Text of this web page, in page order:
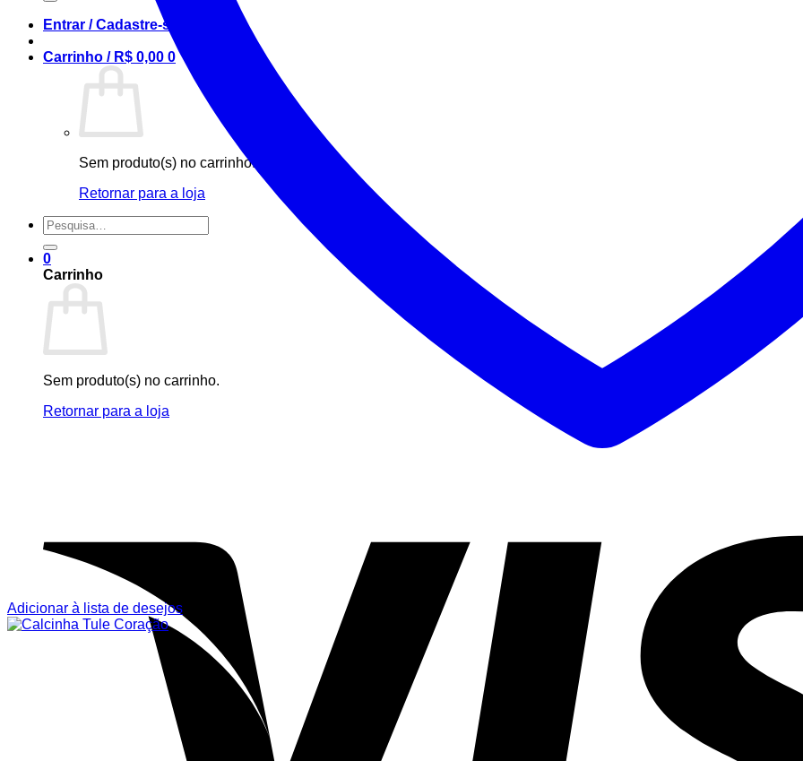
Entrar / Cadastre-se
Carrinho / R$ 0,00 0
Sem produto(s) no carrinho.
Retornar para a loja
Pesquisar
por:
0
Carrinho
Sem produto(s) no carrinho.
Retornar para a loja
Adicionar à lista de desejos